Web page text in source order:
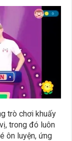
trò chơi khuấy
trong đó luôn
ôn luyện, ứng